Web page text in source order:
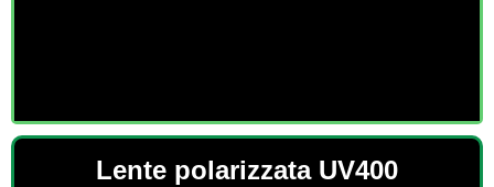
Lente polarizzata UV400